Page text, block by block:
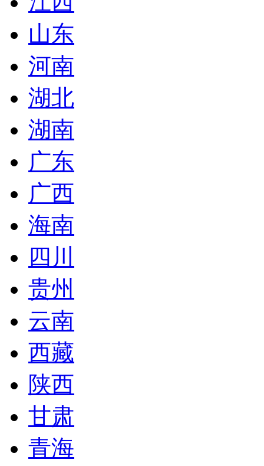
山东
河南
湖北
湖南
广东
广西
海南
四川
贵州
云南
西藏
陕西
甘肃
青海